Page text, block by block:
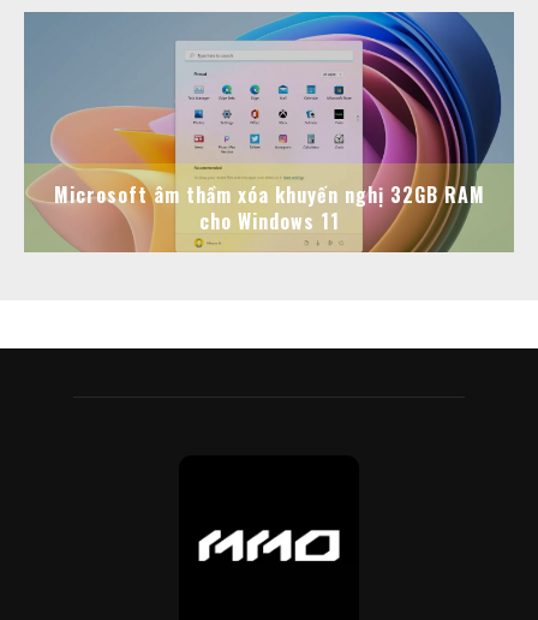
Microsoft âm thầm xóa khuyến nghị 32GB RAM
cho Windows 11